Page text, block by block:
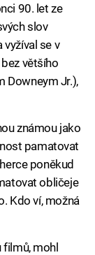
90. let ze
slov
se v
většího
Downeym Jr.),
známou jako
pamatovat
poněkud
obličeje
Kdo ví, možná
filmů, mohl